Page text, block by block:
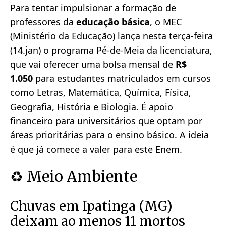
Para tentar impulsionar a formação de
professores da educação básica, o MEC
(Ministério da Educação) lança nesta terça-feira
(14.jan) o programa Pé-de-Meia da licenciatura,
que vai oferecer uma bolsa mensal de R$
1.050 para estudantes matriculados em cursos
como Letras, Matemática, Química, Física,
Geografia, História e Biologia. É apoio
financeiro para universitários que optam por
áreas prioritárias para o ensino básico. A ideia
é que já comece a valer para este Enem.
♻️ Meio Ambiente
Chuvas em Ipatinga (MG)
deixam ao menos 11 mortos